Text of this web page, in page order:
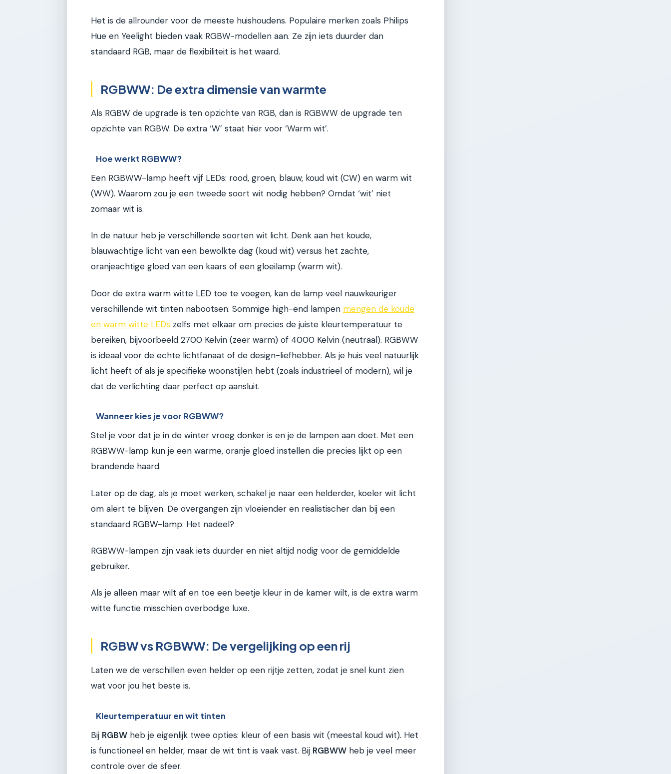
Het is de allrounder voor de meeste huishoudens. Populaire merken zoals Philips
Hue en Yeelight bieden vaak RGBW-modellen aan. Ze zijn iets duurder dan
standaard RGB, maar de flexibiliteit is het waard.
RGBWW: De extra dimensie van warmte
Als RGBW de upgrade is ten opzichte van RGB, dan is RGBWW de upgrade ten
opzichte van RGBW. De extra ‘W’ staat hier voor ‘Warm wit’.
Hoe werkt RGBWW?
Een RGBWW-lamp heeft vijf LEDs: rood, groen, blauw, koud wit (CW) en warm wit
(WW). Waarom zou je een tweede soort wit nodig hebben? Omdat ‘wit’ niet
zomaar wit is.
In de natuur heb je verschillende soorten wit licht. Denk aan het koude,
blauwachtige licht van een bewolkte dag (koud wit) versus het zachte,
oranjeachtige gloed van een kaars of een gloeilamp (warm wit).
Door de extra warm witte LED toe te voegen, kan de lamp veel nauwkeuriger
verschillende wit tinten nabootsen. Sommige high-end lampen mengen de koude
en warm witte LEDs zelfs met elkaar om precies de juiste kleurtemperatuur te
bereiken, bijvoorbeeld 2700 Kelvin (zeer warm) of 4000 Kelvin (neutraal). RGBWW
is ideaal voor de echte lichtfanaat of de design-liefhebber. Als je huis veel natuurlijk
licht heeft of als je specifieke woonstijlen hebt (zoals industrieel of modern), wil je
dat de verlichting daar perfect op aansluit.
Wanneer kies je voor RGBWW?
Stel je voor dat je in de winter vroeg donker is en je de lampen aan doet. Met een
RGBWW-lamp kun je een warme, oranje gloed instellen die precies lijkt op een
brandende haard.
Later op de dag, als je moet werken, schakel je naar een helderder, koeler wit licht
om alert te blijven. De overgangen zijn vloeiender en realistischer dan bij een
standaard RGBW-lamp. Het nadeel?
RGBWW-lampen zijn vaak iets duurder en niet altijd nodig voor de gemiddelde
gebruiker.
Als je alleen maar wilt af en toe een beetje kleur in de kamer wilt, is de extra warm
witte functie misschien overbodige luxe.
RGBW vs RGBWW: De vergelijking op een rij
Laten we de verschillen even helder op een rijtje zetten, zodat je snel kunt zien
wat voor jou het beste is.
Kleurtemperatuur en wit tinten
Bij RGBW heb je eigenlijk twee opties: kleur of een basis wit (meestal koud wit). Het
is functioneel en helder, maar de wit tint is vaak vast. Bij RGBWW heb je veel meer
controle over de sfeer.